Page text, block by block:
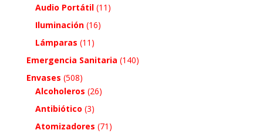
Audio Portátil (11)
Iluminación (16)
Lámparas (11)
Emergencia Sanitaria (140)
Envases (508)
Alcoholeros (26)
Antibiótico (3)
Atomizadores (71)